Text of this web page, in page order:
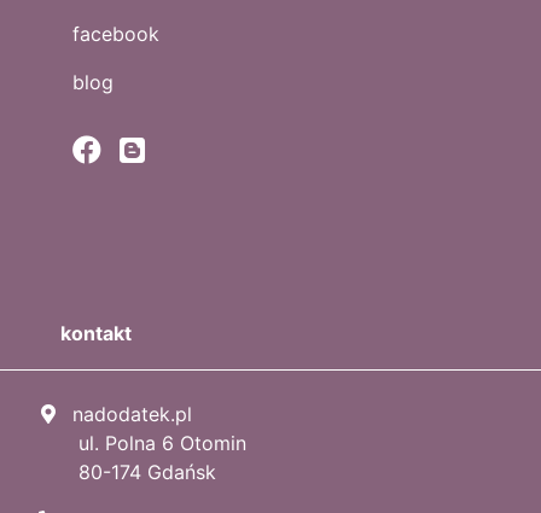
facebook
blog
kontakt
nadodatek.pl
ul. Polna 6 Otomin
80-174 Gdańsk